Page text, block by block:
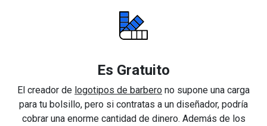
Es Gratuito
El creador de logotipos de barbero no supone una carga
para tu bolsillo, pero si contratas a un diseñador, podría
cobrar una enorme cantidad de dinero. Además de los